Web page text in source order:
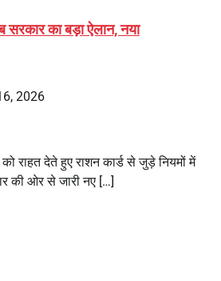
सरकार का बड़ा ऐलान, नया
2026
राहत देते हुए राशन कार्ड से जुड़े नियमों में
की ओर से जारी नए […]